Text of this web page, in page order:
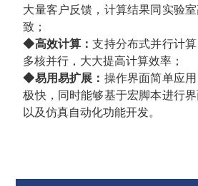
大量客户反馈，计算结果同实验
致；
◆高效计算：支持分布式并行计
多核并行，大大提高计算效率；
◆易用易扩展： 操作界面简单应
极快，同时能够基于宏脚本进行界
以及仿真自动化功能开发。